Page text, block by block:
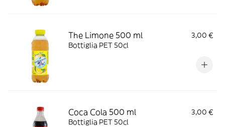
The Limone 500 ml
3,00 €
Bottiglia PET 50cl
Coca Cola 500 ml
3,00 €
Bottiglia PET 50cl